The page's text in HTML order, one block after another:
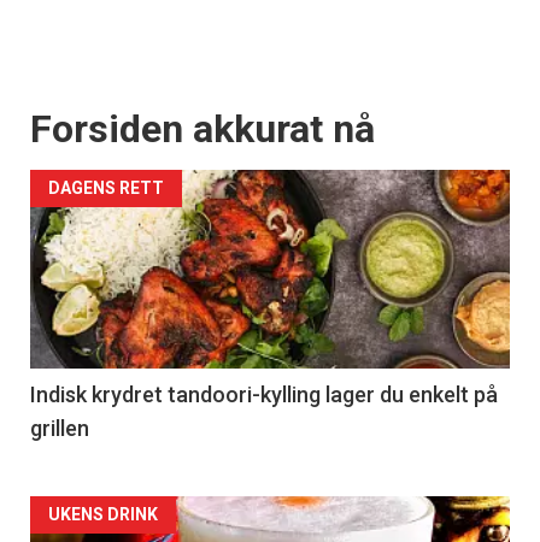
Forsiden akkurat nå
DAGENS RETT
Indisk krydret tandoori-kylling lager du enkelt på
grillen
Forsiden
UKENS DRINK